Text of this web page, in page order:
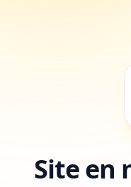
Site en